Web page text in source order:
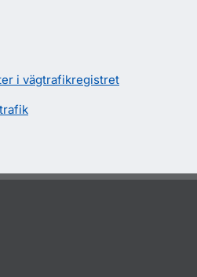
i vägtrafikregistret